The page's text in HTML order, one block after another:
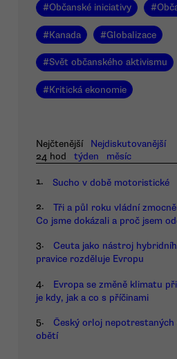
#Občanské iniciativy #
#Kanada #Globalizace
#Svět občanského aktivismu
#Kritická ekonomie
Nejčtenější
Nejdiskutovanější
24 hod
týden měsíc
1. Sucho v době motoristické
2.
Tři a půl roku vládní
Co jsme dokázali a proč jsem
3.
Ceuta jako nástroj
pravice rozděluje Evropu
4.
Evropa se změně klimatu
je kdy, jak a co s příčinami
5.
Český orloj
obětí